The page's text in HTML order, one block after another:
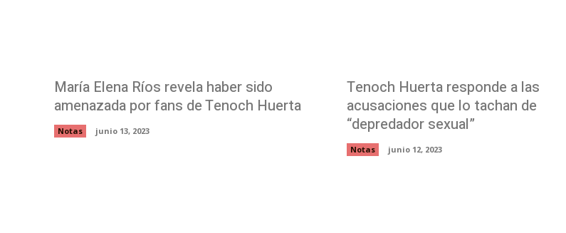
María Elena Ríos revela haber sido
amenazada por fans de Tenoch Huerta
Notas junio 13, 2023
Tenoch Huerta responde a las
acusaciones que lo tachan de
“depredador sexual”
Notas junio 12, 2023